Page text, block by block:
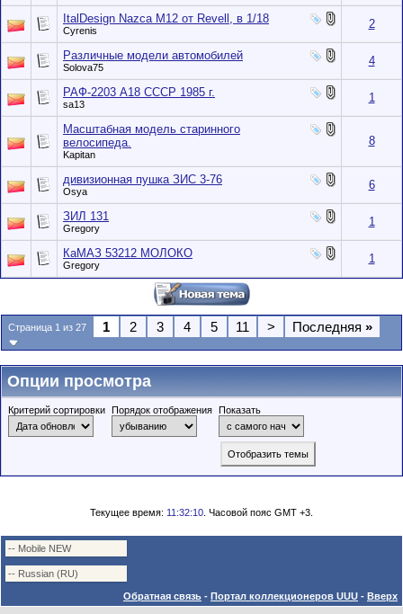
ItalDesign Nazca M12 от Revell, в 1/18
Cyrenis 2
Различные модели автомобилей
Solova75 4
РАФ-2203 А18 СССР 1985 г.
sa13 1
Масштабная модель старинного
велосипеда.
Kapitan
8
дивизионная пушка ЗИС 3-76
Osya 6
ЗИЛ 131
Gregory 1
КаМАЗ 53212 МОЛОКО
Gregory 1
Страница 1 из 27 1 2 3 4 5 11 > Последняя »
Опции просмотра
Критерий сортировки Порядок отображения Показать
Текущее время: 11:32:10 . Часовой пояс GMT +3.
Обратная связь - Портал коллекционеров UUU - Вверх